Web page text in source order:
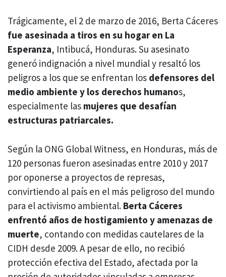
Trágicamente, el 2 de marzo de 2016, Berta Cáceres
fue asesinada a tiros en su hogar en La
Esperanza, Intibucá, Honduras. Su asesinato
generó indignación a nivel mundial y resaltó los
peligros a los que se enfrentan los defensores del
medio ambiente y los derechos humanos,
especialmente las mujeres que desafían
estructuras patriarcales.
Según la ONG Global Witness, en Honduras, más de
120 personas fueron asesinadas entre 2010 y 2017
por oponerse a proyectos de represas,
convirtiendo al país en el más peligroso del mundo
para el activismo ambiental. Berta Cáceres
enfrentó años de hostigamiento y amenazas de
muerte, contando con medidas cautelares de la
CIDH desde 2009. A pesar de ello, no recibió
protección efectiva del Estado, afectada por la